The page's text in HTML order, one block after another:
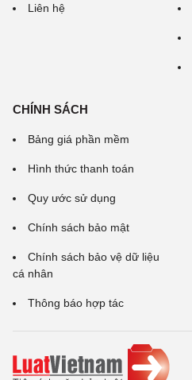
Liên hệ
CHÍNH SÁCH
Bảng giá phần mềm
Hình thức thanh toán
Quy ước sử dụng
Chính sách bảo mật
Chính sách bảo vệ dữ liệu
cá nhân
Thông báo hợp tác